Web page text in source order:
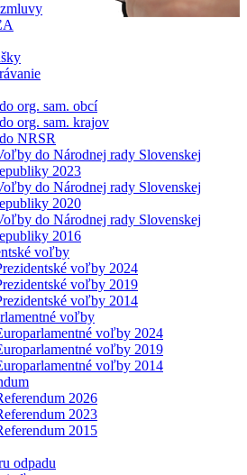
org. sam. obcí
org. sam. krajov
NRSR
do Národnej rady Slovenskej
2023
do Národnej rady Slovenskej
2020
do Národnej rady Slovenskej
2016
voľby
voľby 2024
voľby 2019
voľby 2014
voľby
voľby 2024
voľby 2019
voľby 2014
2026
2023
2015
odpadu